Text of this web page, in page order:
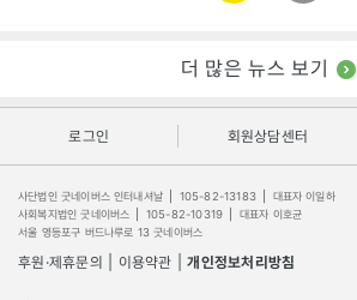
더 많은 뉴스 보기
로그인 회원상담센터
사단법인 굿네이버스 인터내셔날 105-82-13183
대표자 이일하
사회복지법인 굿네이버스
105-82-10319
대표자 이호균
서울 영등포구 버드나루로 13 굿네이버스
후원·제휴문의 이용약관 개인정보처리방침